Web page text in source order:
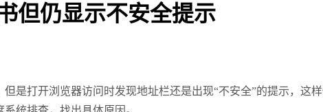
但仍显示不安全提示
但是打开浏览器访问时发现地址栏还是出现“不安全”的提示，这